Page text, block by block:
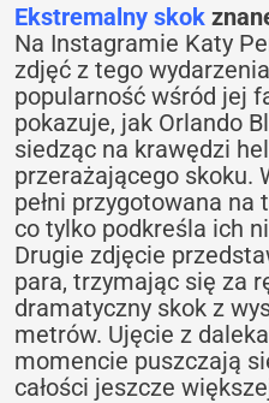
Ekstremalny skok
Na Instagramie Katy
zdjęć z tego
popularność wśród jej
pokazuje, jak Orlando
siedząc na krawędzi
przerażającego skoku.
pełni przygotowana na
co tylko podkreśla ich
Drugie zdjęcie
para, trzymając się za
dramatyczny skok z
metrów. Ujęcie z
momencie puszczają
całości jeszcze